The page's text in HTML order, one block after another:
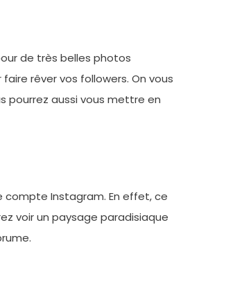
de très belles photos
rêver vos followers. On vous
pourrez aussi vous mettre en
compte Instagram. En effet, ce
voir un paysage paradisiaque